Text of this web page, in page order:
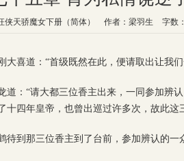
侠天骄魔女下册（简体） 作者： 梁羽生 字数
大喜道：“首级既然在此，便请取出让我
道：“请大都三位香主出来，一同参加辨
十四年皇帝，也曾出巡过许多次，故此这
待到那三位香主到了台前，参加辨认的